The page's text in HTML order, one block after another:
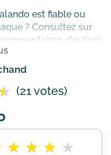
est fiable ou
? Consultez sur
d'autres
en ligne
(21 votes)